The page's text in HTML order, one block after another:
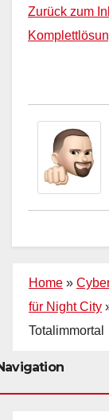
Zurück zum
Home »
für Night City
Totalimmortal